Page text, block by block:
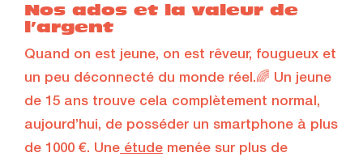
Nos ados et la valeur de
l’argent
Quand on est jeune, on est rêveur, fougueux et
un peu déconnecté du monde réel.🌈 Un jeune
de 15 ans trouve cela complètement normal,
aujourd’hui, de posséder un smartphone à plus
de 1000 €. Une étude menée sur plus de